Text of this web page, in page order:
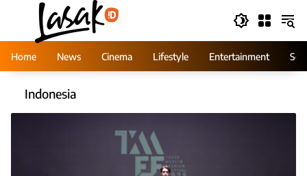
Home
News Cinema Lifestyle Entertainment
Indonesia